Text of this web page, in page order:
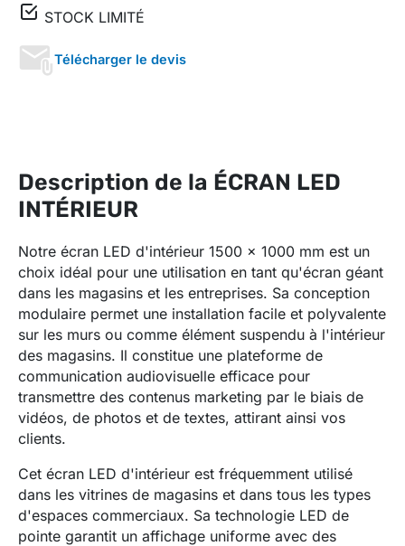
STOCK LIMITÉ
Télécharger le devis
Description de la ÉCRAN LED
INTÉRIEUR
Notre écran LED d'intérieur 1500 x 1000 mm est un
choix idéal pour une utilisation en tant qu'écran géant
dans les magasins et les entreprises. Sa conception
modulaire permet une installation facile et polyvalente
sur les murs ou comme élément suspendu à l'intérieur
des magasins. Il constitue une plateforme de
communication audiovisuelle efficace pour
transmettre des contenus marketing par le biais de
vidéos, de photos et de textes, attirant ainsi vos
clients.
Cet écran LED d'intérieur est fréquemment utilisé
dans les vitrines de magasins et dans tous les types
d'espaces commerciaux. Sa technologie LED de
pointe garantit un affichage uniforme avec des